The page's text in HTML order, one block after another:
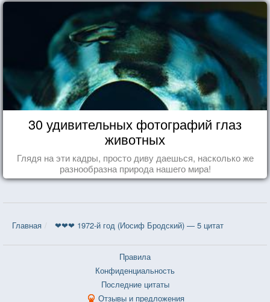
30 удивительных фотографий глаз
животных
Глядя на эти кадры, просто диву даешься, насколько же
разнообразна природа нашего мира!
Главная ❤❤❤ 1972-й год (Иосиф Бродский) — 5 цитат
Правила
Конфиденциальность
Последние цитаты
Отзывы и предложения